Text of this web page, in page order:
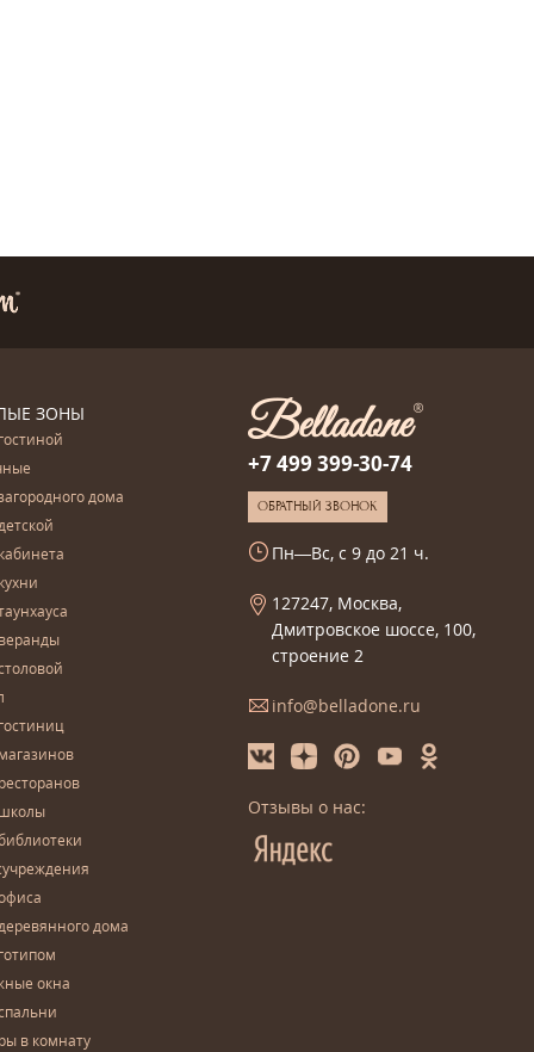
ЗОНЫ
дома
дома
окна
в комнату
+7 499 399-30-74
ОБРАТНЫЙ ЗВОНОК
Пн—Вс, с 9 до 21 ч.
127247, Москва,
Дмитровское шоссе, 100,
строение 2
info@belladone.ru
Отзывы о нас: